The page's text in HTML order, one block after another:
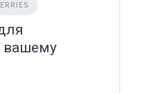
вашему